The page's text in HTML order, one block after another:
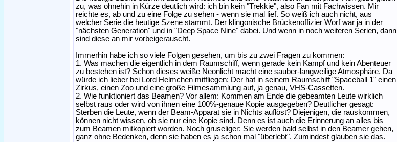
zu, was ohnehin in Kürze deutlich wird: ich bin kein "Trekkie", also Fan mit Fachwissen. Mir
reichte es, ab und zu eine Folge zu sehen - wenn sie mal lief. So weiß ich auch nicht, aus
welcher Serie die heutige Szene stammt. Der klingonische Brückenoffizier Worf war ja in der
"nächsten Generation" und in "Deep Space Nine" dabei. Und wenn in noch weiteren Serien, dann
sind diese an mir vorbeigerauscht.
Immerhin habe ich so viele Folgen gesehen, um bis zu zwei Fragen zu kommen:
1. Was machen die eigentlich in dem Raumschiff, wenn gerade kein Kampf und kein Abenteuer
zu bestehen ist? Schon dieses weiße Neonlicht macht eine sauber-langweilige Atmosphäre. Da
würde ich lieber bei Lord Helmchen mitfliegen: Der hat in seinem Raumschiff "Spaceball 1" einen
Zirkus, einen Zoo und eine große Filmesammlung auf, ja genau, VHS-Cassetten.
2. Wie funktioniert das Beamen? Vor allem: Kommen am Ende die gebeamten Leute wirklich
selbst raus oder wird von ihnen eine 100%-genaue Kopie ausgegeben? Deutlicher gesagt:
Sterben die Leute, wenn der Beam-Apparat sie in Nichts auflöst? Diejenigen, die rauskommen,
können nicht wissen, ob sie nur eine Kopie sind. Denn es ist auch die Erinnerung an alles bis
zum Beamen mitkopiert worden. Noch gruseliger: Sie werden bald selbst in den Beamer gehen,
ganz ohne Bedenken, denn sie haben es ja schon mal "überlebt". Zumindest glauben sie das.